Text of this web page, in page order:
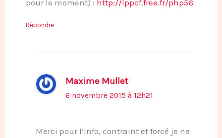
pour le moment) : http://lppcf.free.fr/php56
Répondre
Maxime Mullet
6 novembre 2015 à 12h21
Merci pour l’info, contraint et forcé je ne